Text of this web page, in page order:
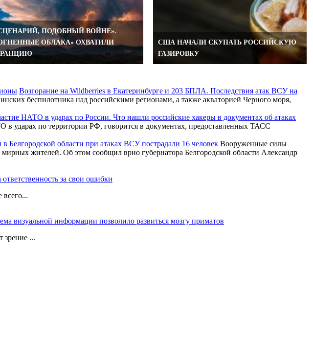
ПОДОБНЫЙ ВОЙНЕ».
ОБЛАКА» ОХВАТИЛИ
США НАЧАЛИ СКУПАТЬ РОССИЙСКУЮ
ГАЗИРОВКУ
Возгорание на Wildberries в Екатеринбурге и 203 БПЛА. Последствия атак ВСУ на
беспилотника над российскими регионами, а также акваторией Черного моря,
НАТО в ударах по России. Что нашли российские хакеры в документах об атаках
в ударах по территории РФ, говорится в документах, предоставленных ТАСС
Белгородской области при атаках ВСУ пострадали 16 человек Вооруженные силы
жителей. Об этом сообщил врио губернатора Белгородской области Александр
за свои ошибки
всего...
визуальной информации позволило развиться мозгу приматов
зрение ...